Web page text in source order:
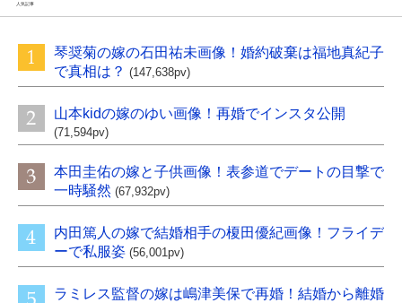
人気記事
琴奨菊の嫁の石田祐未画像！婚約破棄は福地真紀子
で真相は？ (147,638pv)
山本kidの嫁のゆい画像！再婚でインスタ公開
(71,594pv)
本田圭佑の嫁と子供画像！表参道でデートの目撃で
一時騒然 (67,932pv)
内田篤人の嫁で結婚相手の榎田優紀画像！フライデ
ーで私服姿 (56,001pv)
ラミレス監督の嫁は嶋津美保で再婚！結婚から離婚